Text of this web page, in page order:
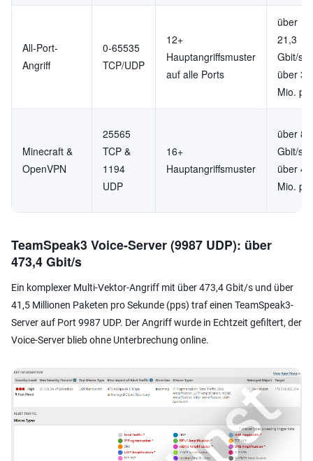
All-Port-
Angriff
0-65535
TCP/UDP
12+
Hauptangriffsmuster
auf alle Ports
über
21,3
Gbit/s,
über
Mio.
Minecraft &
OpenVPN
25565
TCP &
1194
UDP
16+
Hauptangriffsmuster
über
Gbit/s,
über 4
Mio.
TeamSpeak3 Voice-Server (9987 UDP): über
473,4 Gbit/s
Ein komplexer Multi-Vektor-Angriff mit über 473,4 Gbit/s und über
41,5 Millionen Paketen pro Sekunde (pps) traf einen TeamSpeak3-
Server auf Port 9987 UDP. Der Angriff wurde in Echtzeit gefiltert, der
Voice-Server blieb ohne Unterbrechung online.